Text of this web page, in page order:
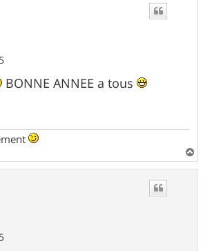
BONNE ANNEE a tous
a